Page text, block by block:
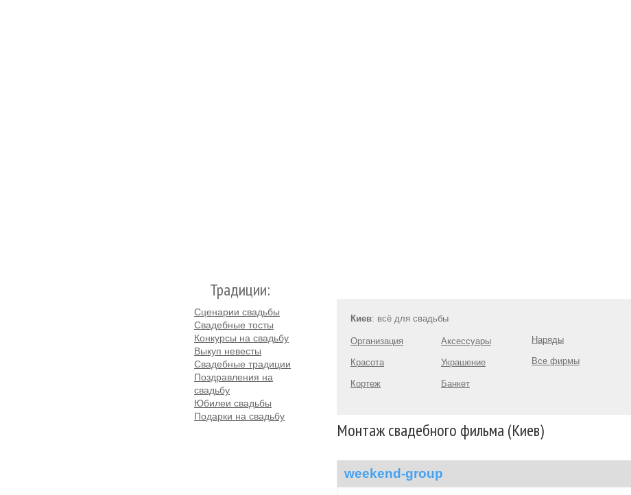
Традиции:
Сценарии свадьбы
Свадебные тосты
Конкурсы на свадьбу
Выкуп невесты
Свадебные традиции
Поздравления на
свадьбу
Юбилеи свадьбы
Подарки на свадьбу
Киев: всё для свадьбы
Организация
Красота
Кортеж
Аксессуары
Украшение
Банкет
Наряды
Все фирмы
Монтаж свадебного фильма (Киев)
weekend-group